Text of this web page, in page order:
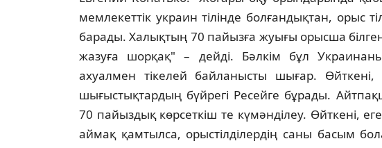
мемлекеттiк украин тiлiнде болғандықтан, орыс
барады. Халықтың 70 пайызға жуығы орысша
жазуға шорқақ" – дейдi. Бәлкiм бұл
ахуалмен тiкелей байланысты шығар. Өйткенi,
шығыстықтардың бүйрегi Ресейге бұрады.
70 пайыздық көрсеткiш те күмәндiлеу. Өйткенi,
аймақ қамтылса, орыстiлдiлердiң саны басым